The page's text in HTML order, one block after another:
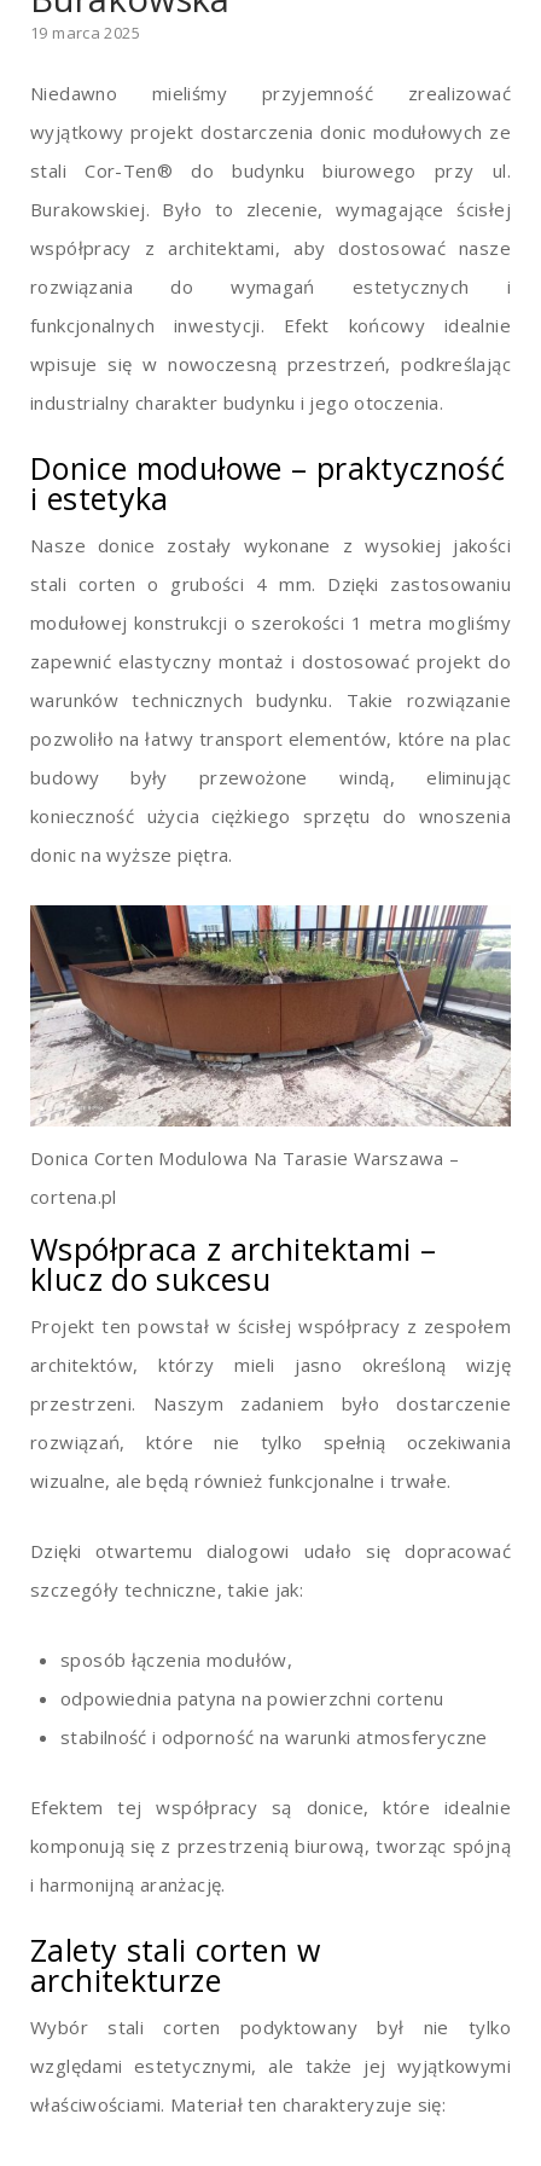
19 marca 2025
Niedawno mieliśmy przyjemność zrealizować
wyjątkowy projekt dostarczenia donic modułowych ze
stali Cor-Ten® do budynku biurowego przy ul.
Burakowskiej. Było to zlecenie, wymagające ścisłej
współpracy z architektami, aby dostosować nasze
rozwiązania do wymagań estetycznych i
funkcjonalnych inwestycji. Efekt końcowy idealnie
wpisuje się w nowoczesną przestrzeń, podkreślając
industrialny charakter budynku i jego otoczenia.
Donice modułowe – praktyczność
i estetyka
Nasze donice zostały wykonane z wysokiej jakości
stali corten o grubości 4 mm. Dzięki zastosowaniu
modułowej konstrukcji o szerokości 1 metra mogliśmy
zapewnić elastyczny montaż i dostosować projekt do
warunków technicznych budynku. Takie rozwiązanie
pozwoliło na łatwy transport elementów, które na plac
budowy były przewożone windą, eliminując
konieczność użycia ciężkiego sprzętu do wnoszenia
donic na wyższe piętra.
Donica Corten Modulowa Na Tarasie Warszawa –
cortena.pl
Współpraca z architektami –
klucz do sukcesu
Projekt ten powstał w ścisłej współpracy z zespołem
architektów, którzy mieli jasno określoną wizję
przestrzeni. Naszym zadaniem było dostarczenie
rozwiązań, które nie tylko spełnią oczekiwania
wizualne, ale będą również funkcjonalne i trwałe.
Dzięki otwartemu dialogowi udało się dopracować
szczegóły techniczne, takie jak:
sposób łączenia modułów,
odpowiednia patyna na powierzchni cortenu
stabilność i odporność na warunki atmosferyczne
Efektem tej współpracy są donice, które idealnie
komponują się z przestrzenią biurową, tworząc spójną
i harmonijną aranżację.
Zalety stali corten w
architekturze
Wybór stali corten podyktowany był nie tylko
względami estetycznymi, ale także jej wyjątkowymi
właściwościami. Materiał ten charakteryzuje się: